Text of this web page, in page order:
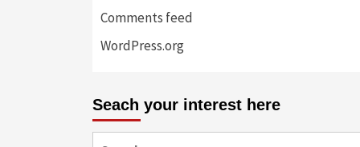
Comments feed
WordPress.org
Seach your interest here